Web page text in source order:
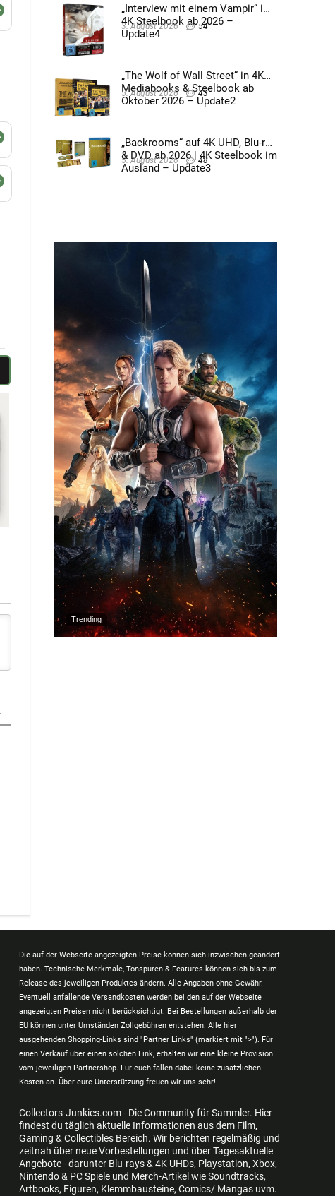
„Interview mit einem Vampir“ im
4K Steelbook ab 2026 –
Update4
3. August 2026 54
„The Wolf of Wall Street“ in 4K
Mediabooks & Steelbook ab
Oktober 2026 – Update2
5. August 2026 43
„Backrooms“ auf 4K UHD, Blu-ray
& DVD ab 2026 | 4K Steelbook im
Ausland – Update3
5. August 2026 48
Trending
Die auf der Webseite angezeigten Preise können sich inzwischen geändert
haben. Technische Merkmale, Tonspuren & Features können sich bis zum
Release des jeweiligen Produktes ändern. Alle Angaben ohne Gewähr.
Eventuell anfallende Versandkosten werden bei den auf der Webseite
angezeigten Preisen nicht berücksichtigt. Bei Bestellungen außerhalb der
EU können unter Umständen Zollgebühren entstehen. Alle hier
ausgehenden Shopping-Links sind "Partner Links" (markiert mit ">"). Für
einen Verkauf über einen solchen Link, erhalten wir eine kleine Provision
vom jeweiligen Partnershop. Für euch fallen dabei keine zusätzlichen
Kosten an. Über eure Unterstützung freuen wir uns sehr!
Collectors-Junkies.com - Die Community für Sammler. Hier
findest du täglich aktuelle Informationen aus dem Film,
Gaming & Collectibles Bereich. Wir berichten regelmäßig und
zeitnah über neue Vorbestellungen und über Tagesaktuelle
Angebote - darunter Blu-rays & 4K UHDs, Playstation, Xbox,
Nintendo & PC Spiele und Merch-Artikel wie Soundtracks,
Artbooks, Figuren, Klemmbausteine, Comics/ Mangas uvm.